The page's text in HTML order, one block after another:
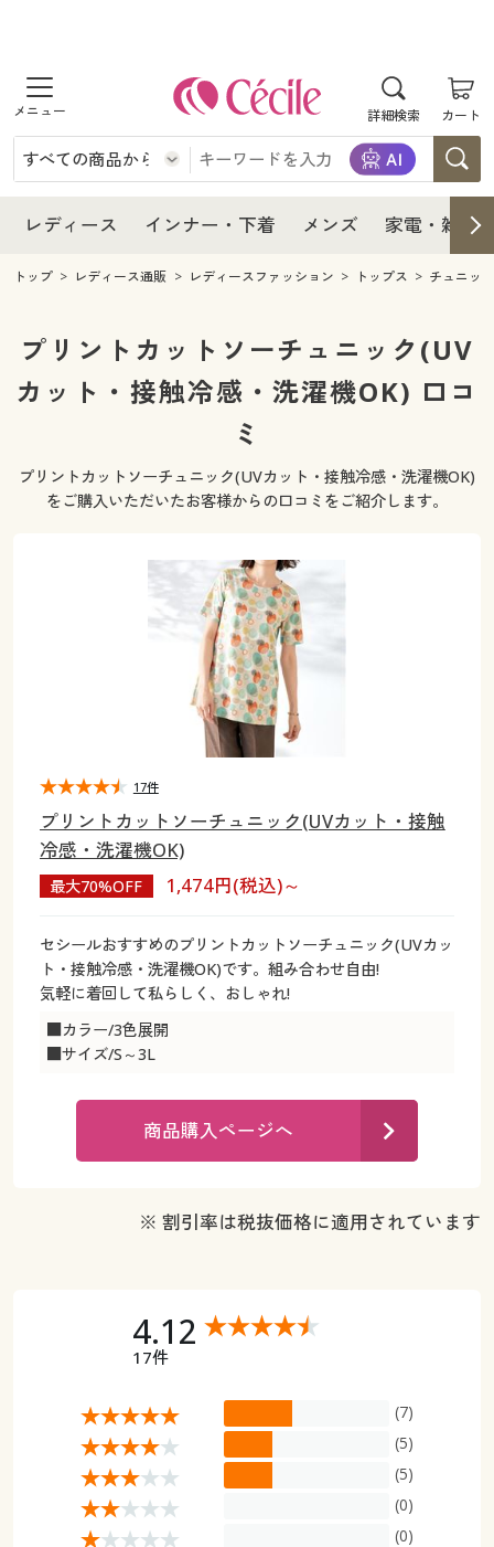
詳細検索 カート
商品を探す
レディース
レディースファッション
女性下着
インナー・下着
インナー・下着通販すべて
女性下着
メンズ下着
メンズ
メンズ通販すべて
メンズファッション
家電・雑貨
家電・雑貨すべて
寝具・インテリア・家具
カーテン・ラグ・ファブリック
美容・健康・サプリメント
制服・スクールすべて
ジュニア・ティーンズ下着
大きいサイズ通販すべて
大きいサイズ レディース服
大きいサイズ メンズ
大きいサイズ 事務・制服
カタログ
カタログ・チラシからのご注文
デジタルカタログ
カタログ無料プレゼント
会員メニュー
マイページ
閲覧履歴
ご利用ガイド
よくある質問とお問い合わせ
レディース インナー・下着 メンズ 家電・雑貨
レディース
レディース通販すべて
レディースファッション
インナー・下着
インナー・下着通販すべて
ジュニア・ティーンズ下着
メンズ
メンズ下着
家電
寝具・インテリア・家具通販すべて
寝具・ベッド
カーテン・ラグ・ファブリック
美容・健康
美容・健康・サプリメント
制服・スクールすべて
ジュニア・ティーンズ下着
大きいサイズ
大きいサイズ レディース服
大きいサイズ レディース下着
大きいサイズ 事務・制服
カタログ・チラシからのご注文
デジタルカタログ
会員メニュー
マイページ
お気に入り
よくある質問とお問い合わせ
トップ レディース通販 レディースファッション トップス チュニッ
プリントカットソーチュニック(UV
カット・接触冷感・洗濯機OK) 口コ
ミ
プリントカットソーチュニック(UVカット・接触冷感・洗濯機OK)
をご購入いただいたお客様からの口コミをご紹介します。
プリントカットソーチュニック(UVカット・接触
冷感・洗濯機OK)
最大70%OFF 1,474円(税込)～
セシールおすすめのプリントカットソーチュニック(UVカッ
ト・接触冷感・洗濯機OK)です。組み合わせ自由!
気軽に着回して私らしく、おしゃれ!
■カラー/3色展開
■サイズ/S～3L
17件
商品購入ページへ
※ 割引率は税抜価格に適用されています
4.12
17件
(7)
(5)
(5)
(0)
(0)